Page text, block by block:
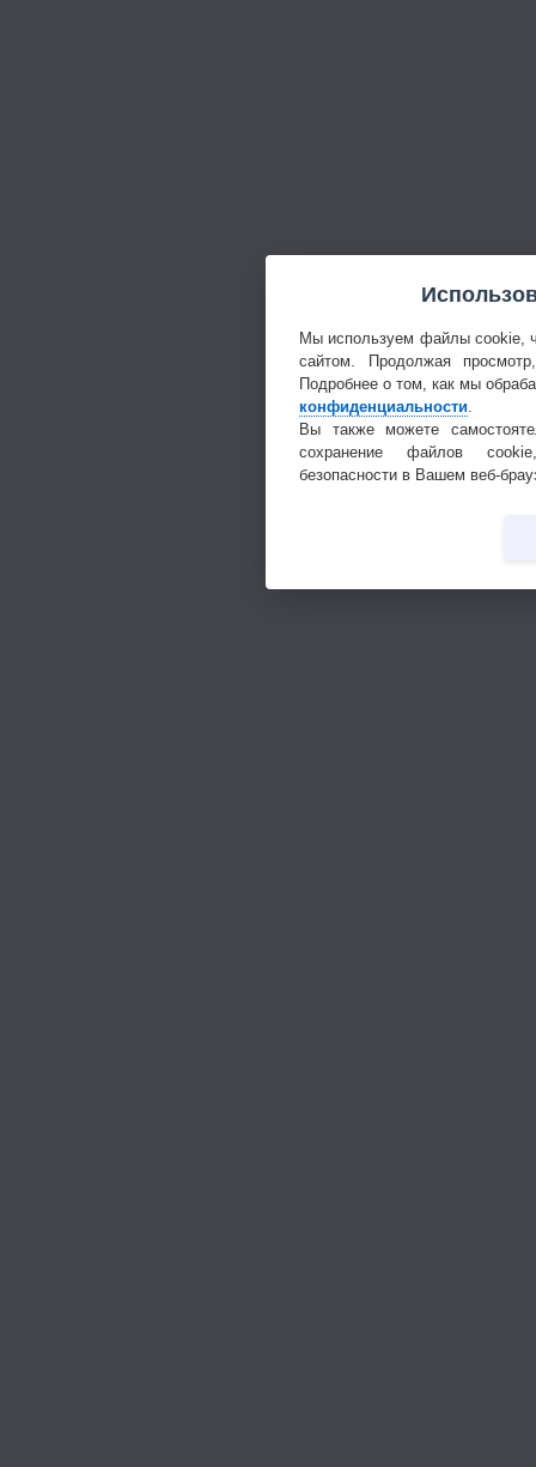
Мы используем файлы cookie,
сайтом. Продолжая
Подробнее о том, как мы
конфиденциальности
Вы также можете
сохранение файлов
безопасности в Вашем веб-